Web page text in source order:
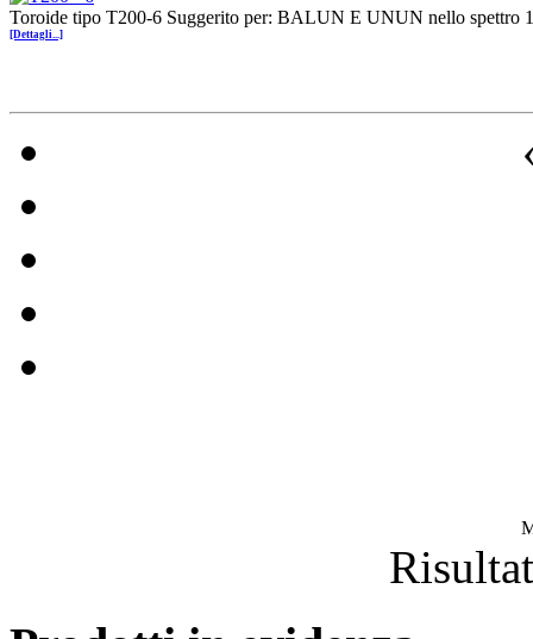
Toroide tipo T200-6 Suggerito per: BALUN E UNUN nello spettro
[Dettagli...]